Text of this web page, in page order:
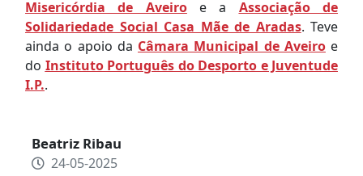
Misericórdia de Aveiroe a Associação de
Solidariedade Social Casa Mãe de Aradas. Teve
ainda o apoio da Câmara Municipal de Aveiroe
do Instituto Português do Desporto e Juventude
I.P..
Beatriz Ribau
24-05-2025